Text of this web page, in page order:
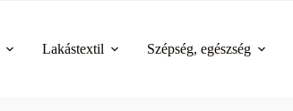
Lakástextil Szépség, egészség